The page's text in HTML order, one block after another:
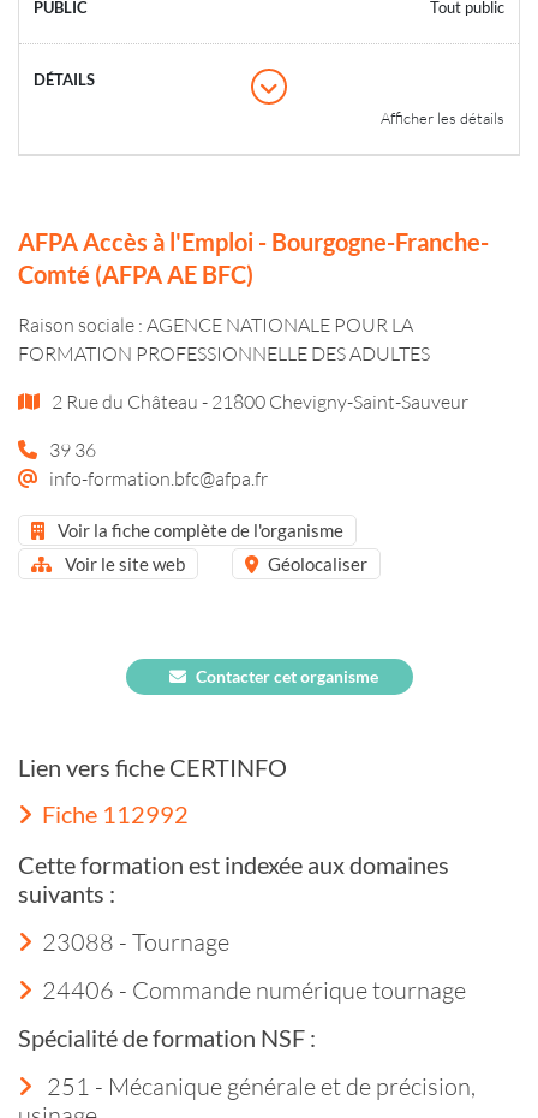
Tout public
Afficher les détails
AFPA Accès à l'Emploi - Bourgogne-Franche-
Comté (AFPA AE BFC)
Raison sociale : AGENCE NATIONALE POUR LA
FORMATION PROFESSIONNELLE DES ADULTES
2 Rue du Château - 21800 Chevigny-Saint-Sauveur
39 36
info-formation.bfc@afpa.fr
Voir la fiche complète de l'organisme
Voir le site web
Géolocaliser
Contacter cet organisme
Lien vers fiche CERTINFO
Fiche 112992
Cette formation est indexée aux domaines
suivants :
23088 - Tournage
24406 - Commande numérique tournage
Spécialité de formation NSF :
251 - Mécanique générale et de précision,